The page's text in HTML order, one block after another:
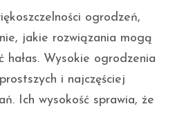
ogrodzeń,
jakie rozwiązania mogą
hałas. Wysokie ogrodzenia
i najczęściej
Ich wysokość sprawia, że